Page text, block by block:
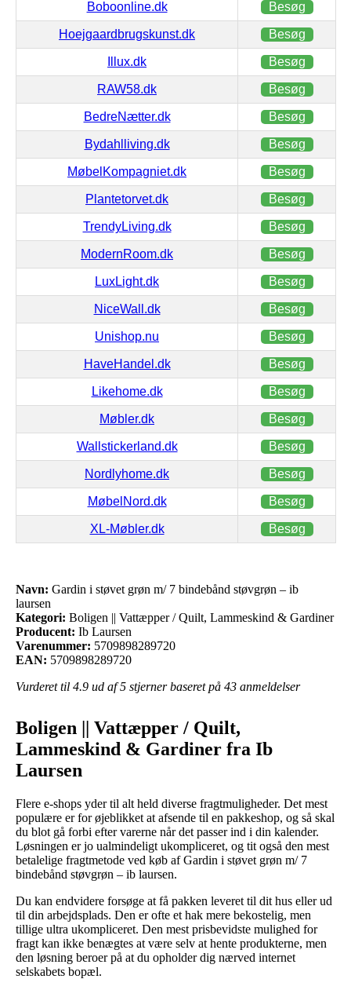
Boboonline.dk Besøg
Hoejgaardbrugskunst.dk Besøg
Illux.dk Besøg
RAW58.dk Besøg
BedreNætter.dk Besøg
Bydahlliving.dk Besøg
MøbelKompagniet.dk Besøg
Plantetorvet.dk Besøg
TrendyLiving.dk Besøg
ModernRoom.dk Besøg
LuxLight.dk Besøg
NiceWall.dk Besøg
Unishop.nu Besøg
HaveHandel.dk Besøg
Likehome.dk Besøg
Møbler.dk Besøg
Wallstickerland.dk Besøg
Nordlyhome.dk Besøg
MøbelNord.dk Besøg
XL-Møbler.dk Besøg
Navn: Gardin i støvet grøn m/ 7 bindebånd støvgrøn – ib
laursen
Kategori: Boligen || Vattæpper / Quilt, Lammeskind & Gardiner
Producent: Ib Laursen
Varenummer: 5709898289720
EAN: 5709898289720
Vurderet til 4.9 ud af 5 stjerner baseret på 43 anmeldelser
Boligen || Vattæpper / Quilt,
Lammeskind & Gardiner fra Ib
Laursen
Flere e-shops yder til alt held diverse fragtmuligheder. Det mest
populære er for øjeblikket at afsende til en pakkeshop, og så skal
du blot gå forbi efter varerne når det passer ind i din kalender.
Løsningen er jo ualmindeligt ukompliceret, og tit også den mest
betalelige fragtmetode ved køb af Gardin i støvet grøn m/ 7
bindebånd støvgrøn – ib laursen.
Du kan endvidere forsøge at få pakken leveret til dit hus eller ud
til din arbejdsplads. Den er ofte et hak mere bekostelig, men
tillige ultra ukompliceret. Den mest prisbevidste mulighed for
fragt kan ikke benægtes at være selv at hente produkterne, men
den løsning beroer på at du opholder dig nærved internet
selskabets bopæl.